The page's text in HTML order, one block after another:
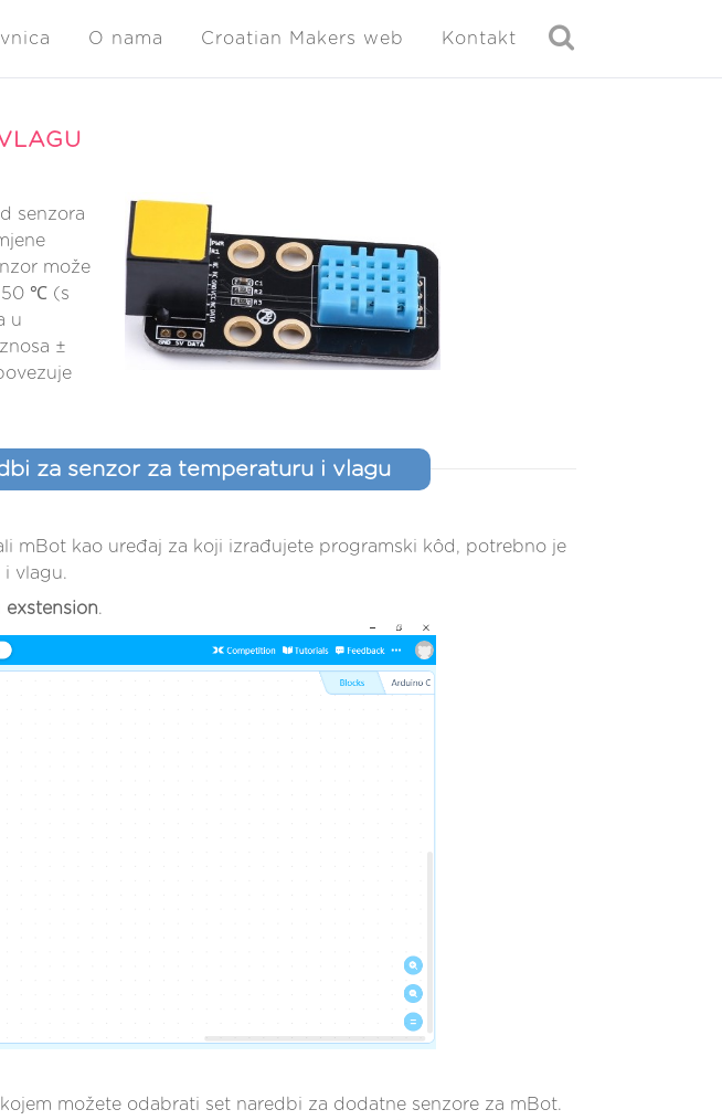
O nama Croatian Makers web Kontakt
senzora
može
50 ℃ (s
u
±
za senzor za temperaturu i vlagu
mBot kao uređaj za koji izrađujete programski kôd, potrebno je
vlagu.
exstension.
možete odabrati set naredbi za dodatne senzore za mBot.